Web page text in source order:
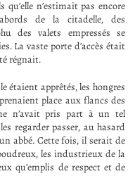
n’estimait pas encore
de la citadelle, des
des valets empressés se
La vaste porte d’accès était
régnait.
étaient apprêtés, les hongres
place aux flancs des
n’avait pris part à un tel
regarder passer, au hasard
abbé. Cette fois, il serait de
les industrieux de la
qu’emplis de respect et de